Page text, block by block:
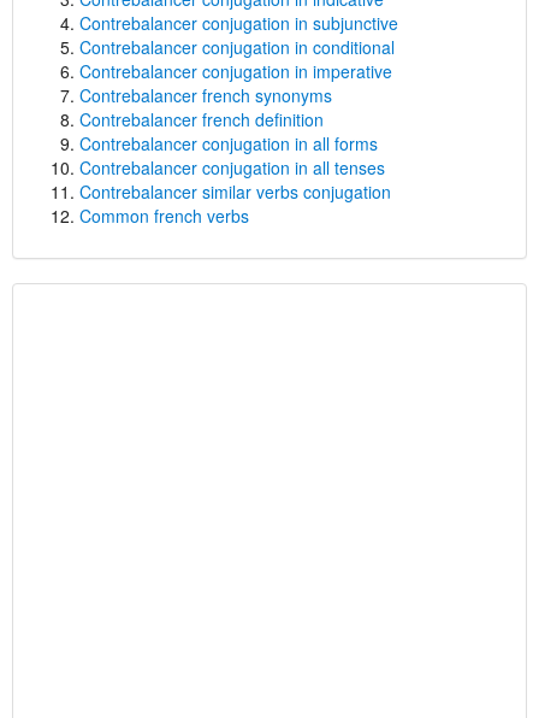
Contrebalancer conjugation in subjunctive
Contrebalancer conjugation in conditional
Contrebalancer conjugation in imperative
Contrebalancer french synonyms
Contrebalancer french definition
Contrebalancer conjugation in all forms
Contrebalancer conjugation in all tenses
Contrebalancer similar verbs conjugation
Common french verbs